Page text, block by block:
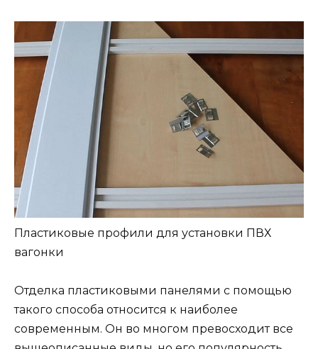
Пластиковые профили для установки ПВХ
вагонки
Отделка пластиковыми панелями с помощью
такого способа относится к наиболее
современным. Он во многом превосходит все